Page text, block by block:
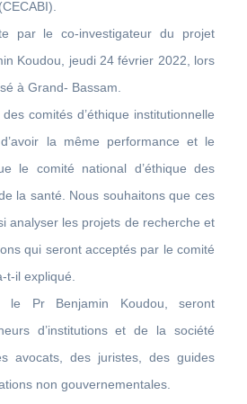
par le co-investigateur du projet
Koudou, jeudi 24 février 2022, lors
à Grand- Bassam.
comités d’éthique institutionnelle
la même performance et le
le comité national d’éthique des
la santé. Nous souhaitons que ces
analyser les projets de recherche et
qui seront acceptés par le comité
t-il expliqué.
le Pr Benjamin Koudou, seront
d’institutions et de la société
avocats, des juristes, des guides
non gouvernementales.